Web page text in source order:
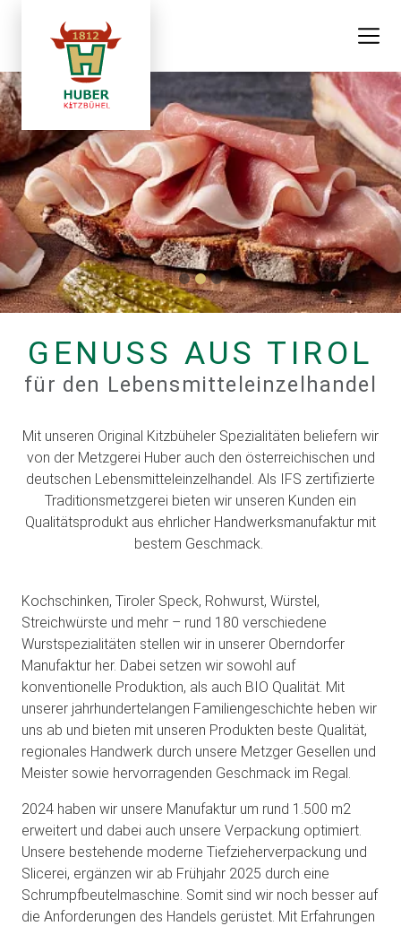
GENUSS AUS TIROL
für den Lebensmitteleinzelhandel
Mit unseren Original Kitzbüheler Spezialitäten beliefern wir
von der Metzgerei Huber auch den österreichischen und
deutschen Lebensmitteleinzelhandel. Als IFS zertifizierte
Traditionsmetzgerei bieten wir unseren Kunden ein
Qualitätsprodukt aus ehrlicher Handwerksmanufaktur mit
bestem Geschmack.
Kochschinken, Tiroler Speck, Rohwurst, Würstel,
Streichwürste und mehr – rund 180 verschiedene
Wurstspezialitäten stellen wir in unserer Oberndorfer
Manufaktur her. Dabei setzen wir sowohl auf
konventionelle Produktion, als auch BIO Qualität. Mit
unserer jahrhundertelangen Familiengeschichte heben wir
uns ab und bieten mit unseren Produkten beste Qualität,
regionales Handwerk durch unsere Metzger Gesellen und
Meister sowie hervorragenden Geschmack im Regal.
2024 haben wir unsere Manufaktur um rund 1.500 m2
erweitert und dabei auch unsere Verpackung optimiert.
Unsere bestehende moderne Tiefzieherverpackung und
Slicerei, ergänzen wir ab Frühjahr 2025 durch eine
Schrumpfbeutelmaschine. Somit sind wir noch besser auf
die Anforderungen des Handels gerüstet. Mit Erfahrungen